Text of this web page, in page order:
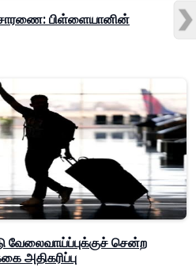
பிள்ளையானின்
வேலைவாய்ப்புக்குச் சென்ற
அதிகரிப்பு